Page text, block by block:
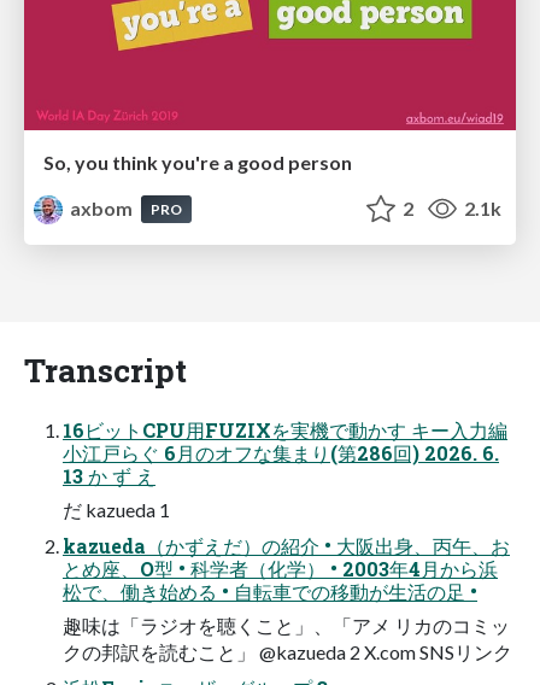
So, you think you're a good person
axbom
PRO 2 2.1k
Transcript
16ビットCPU用FUZIXを実機で動かす キー入力編
小江戸らぐ 6月のオフな集まり(第286回) 2026. 6.
13 か ず え
だ kazueda 1
kazueda（かずえだ）の紹介 • 大阪出身、丙午、お
とめ座、O型 • 科学者（化学） • 2003年4月から浜
松で、働き始める • 自転車での移動が生活の足 •
趣味は「ラジオを聴くこと」、「アメ リカのコミッ
クの邦訳を読むこと」 @kazueda 2 X.com SNSリンク